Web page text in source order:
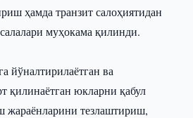
ҳамда транзит салоҳиятидан
муҳокама қилинди.
йўналтирилаётган ва
қилинаётган юкларни қабул
тезлаштириш,